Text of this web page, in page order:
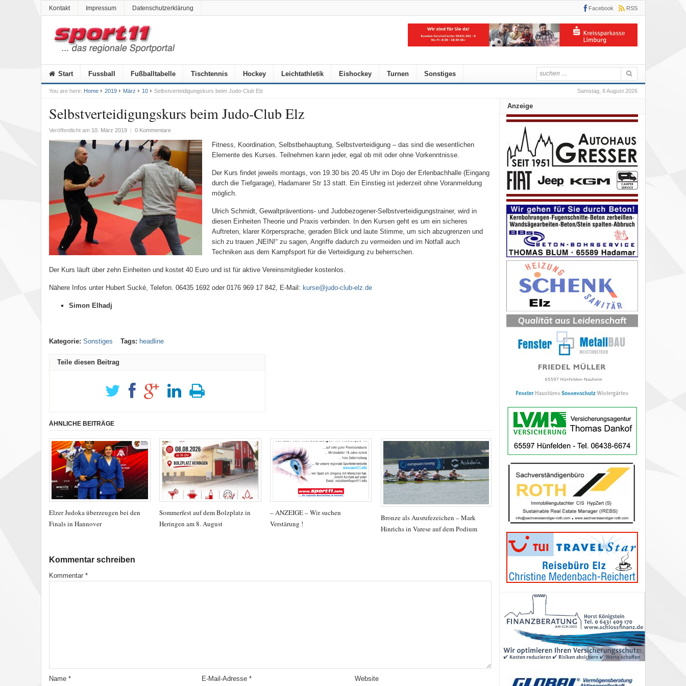
Kontakt Impressum Datenschutzerklärung Facebook RSS
Start Fussball Fußballtabelle Tischtennis Hockey Leichtathletik Eishockey Turnen Sonstiges
Samstag, 8 August 2026
You are here: Home 2019 März 10 Selbstverteidigungskurs beim Judo-Club Elz
Selbstverteidigungskurs beim Judo-Club Elz
Veröffentlicht am 10. März 2019 | 0 Kommentare
Fitness, Koordination, Selbstbehauptung, Selbstverteidigung – das sind die wesentlichen
Elemente des Kurses. Teilnehmen kann jeder, egal ob mit oder ohne Vorkenntnisse.
Der Kurs findet jeweils montags, von 19.30 bis 20.45 Uhr im Dojo der Erlenbachhalle (Eingang
durch die Tiefgarage), Hadamarer Str 13 statt. Ein Einstieg ist jederzeit ohne Voranmeldung
möglich.
Ulrich Schmidt, Gewaltpräventions- und Judobezogener-Selbstverteidigungstrainer, wird in
diesen Einheiten Theorie und Praxis verbinden. In den Kursen geht es um ein sicheres
Auftreten, klarer Körpersprache, geraden Blick und laute Stimme, um sich abzugrenzen und
sich zu trauen „NEIN!“ zu sagen, Angriffe dadurch zu vermeiden und im Notfall auch
Techniken aus dem Kampfsport für die Verteidigung zu beherrschen.
Der Kurs läuft über zehn Einheiten und kostet 40 Euro und ist für aktive Vereinsmitglieder kostenlos.
Nähere Infos unter Hubert Sucké, Telefon. 06435 1692 oder 0176 969 17 842, E-Mail: kurse@judo-club-elz.de
Simon Elhadj
Kategorie: Sonstiges Tags: headline
Teile diesen Beitrag
ÄHNLICHE BEITRÄGE
Elzer Judoka überzeugen bei den
Finals in Hannover
Sommerfest auf dem Bolzplatz in
Heringen am 8. August
– ANZEIGE – Wir suchen
Verstärung !
Bronze als Ausrufezeichen – Mark
Hinrichs in Varese auf dem Podium
Kommentar schreiben
Kommentar *
Name * E-Mail-Adresse* Website
Anzeige